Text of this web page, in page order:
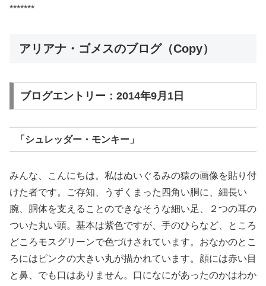
*******
アリアナ・ゴメスのブログ（Copy）
ブログエントリー：2014年9月1日
「シュレッダー・モンキー」
みんな、こんにちは。私はぬいぐるみの猿の画像を貼り付
けた者です。ご存知、うずくまった四角い胴に、細長い
腕、胴体を支えることのできなそうな細い足、２つの耳の
ついた丸い頭。基本は紫色ですが、手のひらなど、ところ
どころモスグリーンで色づけされています。おなかのとこ
ろにはピンクの大きい丸が描かれています。顔には赤い目
と鼻、でも口はありません。口になにがあったのかはわか